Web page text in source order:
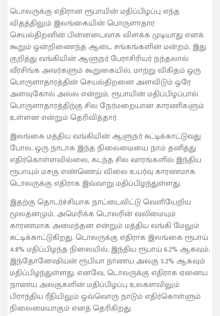
டொலருக்கு எதிரான ரூபாயின் மதிப்பிழப்பு எந்த
விதத்திலும் இலங்கையின் பொருளாதார
செயல்திறனின் பின்னடைவாக விளக்க முடியாது எனக்
கூறும் ஒன்றிணைந்த ஆடை சங்கங்களின் மன்றம், இது
குறித்து வங்கியின் ஆளுநர் பேராசிரியர் நந்தலால்
வீரசிங்க அவர்களும் கூறுகையில், மாற்று விகிதம் ஒரு
பொருளாதாரத்தின் செயல்திறனை அளவிடும் ஒரே
அளவுகோல் அல்ல என்றும், ரூபாயின் மதிப்பிழப்பால்
பொருளாதாரத்திற்கு சில நேர்மறையான காரணிகளும்
உள்ளன என்றும் தெரிவித்தார்.
இலங்கை மத்திய வங்கியின் ஆளுநர் சுட்டிக்காட்டுவது
போல, ஒரு நாடாக இந்த நிலைமையை நாம் தனித்து
எதிர்கொள்ளவில்லை, கடந்த சில வாரங்களில் இந்திய
ரூபாயும் மசகு எண்ணெய் விலை உயர்வு காரணமாக
டொலருக்கு எதிராக இவ்வாறு மதிப்பிழந்துள்ளது.
இதற்கு தொடர்ச்சியாக நாட்டைவிட்டு வெளியேறிய
மூலதனமும், அமெரிக்க டொலரின் வலிமையும்
காரணமாக அமைந்தன என்றும் மத்திய வங்கி மேலும்
சுட்டிக்காட்டுகிறது. டொலருக்கு எதிராக இலங்கை ரூபாய்
4.8% மதிப்பிழந்த நிலையில், இந்திய ரூபாய் 6.2% ஆகவும்,
இந்தோனேஷியன் ரூபியா நாணய அலகு 5.2% ஆகவும்
மதிப்பிழந்துள்ளது. எனவே, டொலருக்கு எதிராக ஏனைய
நாணய அலகுகளின் மதிப்பிழப்பு உலகளவிலும்
பிராந்திய ரீதியிலும் ஒவ்வொரு நாடும் எதிர்கொள்ளும்
நிலைமையாகும் எனத் தெரிகிறது.